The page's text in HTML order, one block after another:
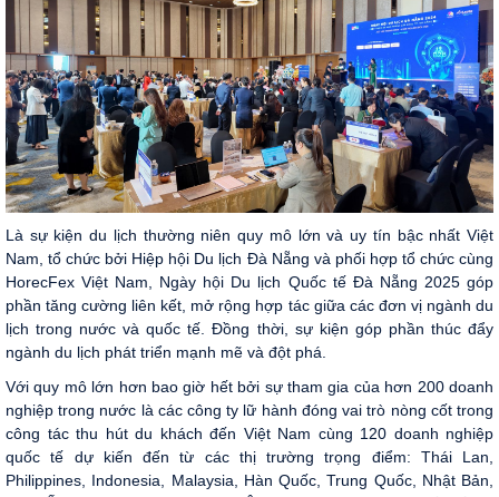
Là sự kiện du lịch thường niên quy mô lớn và uy tín bậc nhất Việt
Nam, tổ chức bởi Hiệp hội Du lịch Đà Nẵng và phối hợp tổ chức cùng
HorecFex Việt Nam, Ngày hội Du lịch Quốc tế Đà Nẵng 2025 góp
phần tăng cường liên kết, mở rộng hợp tác giữa các đơn vị ngành du
lịch trong nước và quốc tế. Đồng thời, sự kiện góp phần thúc đẩy
ngành du lịch phát triển mạnh mẽ và đột phá.
Với quy mô lớn hơn bao giờ hết bởi sự tham gia của hơn 200 doanh
nghiệp trong nước là các công ty lữ hành đóng vai trò nòng cốt trong
công tác thu hút du khách đến Việt Nam cùng 120 doanh nghiệp
quốc tế dự kiến đến từ các thị trường trọng điểm: Thái Lan,
Philippines, Indonesia, Malaysia, Hàn Quốc, Trung Quốc, Nhật Bản,